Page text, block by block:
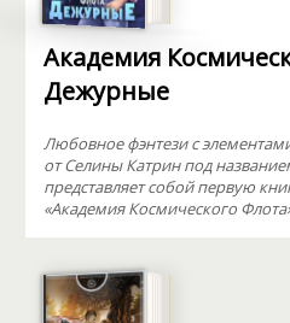
Академия
Дежурные
Любовное фэнтези с
от Селины Катрин под
представляет собой первую
«Академия Космического